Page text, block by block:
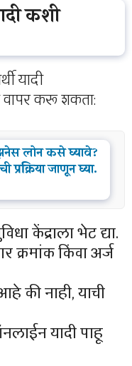
कशी
यादी
वापर करू शकता:
लोन कसे घ्यावे?
जाणून घ्या.
केंद्राला भेट द्या.
क्रमांक किंवा अर्ज
की नाही, याची
यादी पाहू